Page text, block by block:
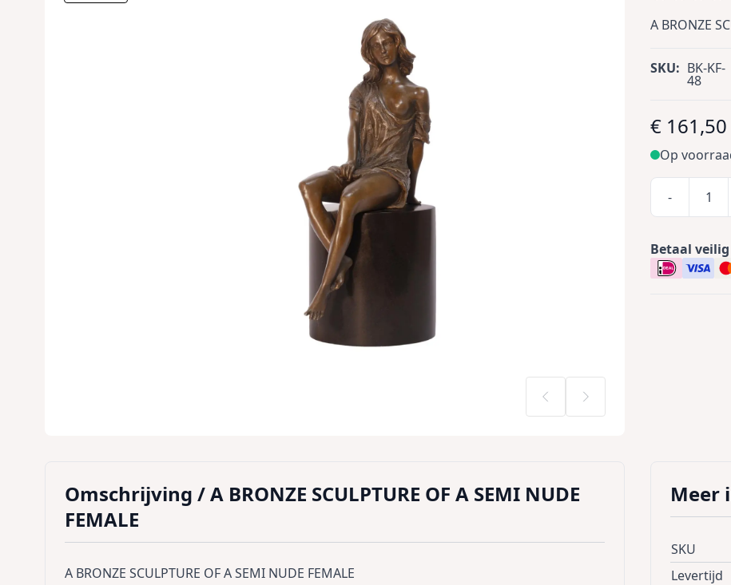
A BRONZE
SKU: BK-KF-
48
€ 161,50
Op
-
Betaal
Omschrijving /A BRONZE SCULPTURE OF A SEMI NUDE
FEMALE
A BRONZE SCULPTURE OF A SEMI NUDE FEMALE
Meer
SKU
Levertijd